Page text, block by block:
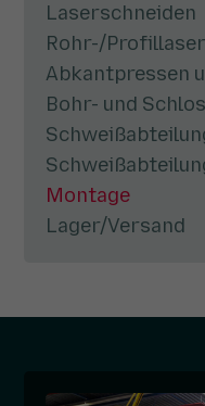
Laserschneiden
Rohr-/
Abkantpressen
Bohr- und
Montage
Lager/Versand